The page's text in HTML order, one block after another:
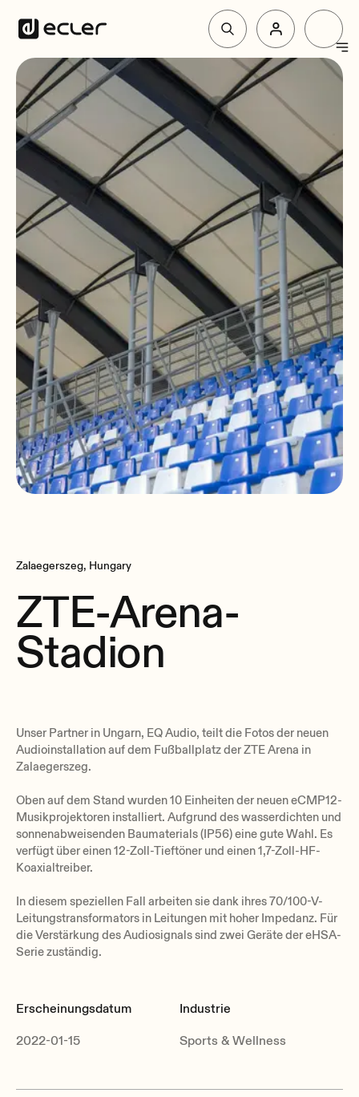
Produkte
Lösungen
Über Ecler
Unterstützung und Gemeinschaft
Zalaegerszeg, Hungary
ZTE-Arena-
Stadion
Unser Partner in Ungarn, EQ Audio, teilt die Fotos der neuen
Audioinstallation auf dem Fußballplatz der ZTE Arena in
Zalaegerszeg.
Oben auf dem Stand wurden 10 Einheiten der neuen eCMP12-
Musikprojektoren installiert. Aufgrund des wasserdichten und
sonnenabweisenden Baumaterials (IP56) eine gute Wahl. Es
verfügt über einen 12-Zoll-Tieftöner und einen 1,7-Zoll-HF-
Koaxialtreiber.
In diesem speziellen Fall arbeiten sie dank ihres 70/100-V-
Leitungstransformators in Leitungen mit hoher Impedanz. Für
die Verstärkung des Audiosignals sind zwei Geräte der eHSA-
Serie zuständig.
Erscheinungsdatum
2022-01-15
Industrie
Sports & Wellness